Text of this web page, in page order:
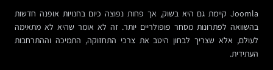
Joomla קיימת גם היא בשוק, אך פחות נפוצה כיום בחנויות אופנה חדשות
בהשוואה לפתרונות מסחר פופולריים יותר. זה לא אומר שהיא לא מתאימה
לעולם, אלא שצריך לבחון היטב את צרכי התחזוקה, התמיכה וההתרחבות
העתידית.